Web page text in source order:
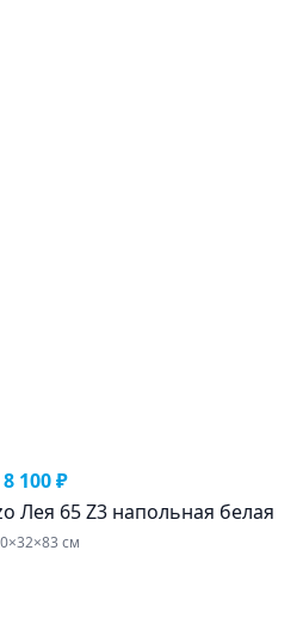
8 100 ₽
Лея 65 Z3 напольная белая
см